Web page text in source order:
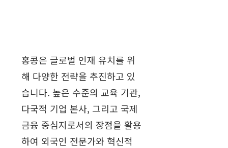
홍콩은 글로벌 인재 유치를 위
해 다양한 전략을 추진하고 있
습니다. 높은 수준의 교육 기관,
다국적 기업 본사, 그리고 국제
금융 중심지로서의 장점을 활용
하여 외국인 전문가와 혁신적